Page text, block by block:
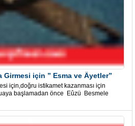
Girmesi için ” Esma ve Âyetler”
için,doğru istikamet kazanması için
başlamadan önce Eûzü Besmele